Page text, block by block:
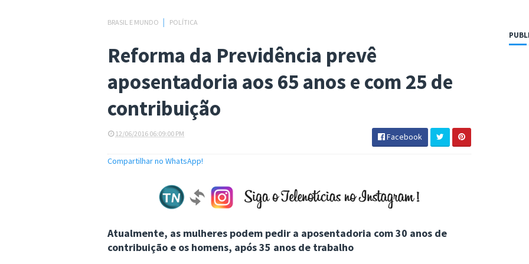
BRASIL E MUNDO POLÍTICA
Reforma da Previdência prevê
aposentadoria aos 65 anos e com 25 de
contribuição
12/06/2016 06:09:00 PM Facebook
Compartilhar no WhatsApp!
Atualmente, as mulheres podem pedir a aposentadoria com 30 anos de
contribuição e os homens, após 35 anos de trabalho